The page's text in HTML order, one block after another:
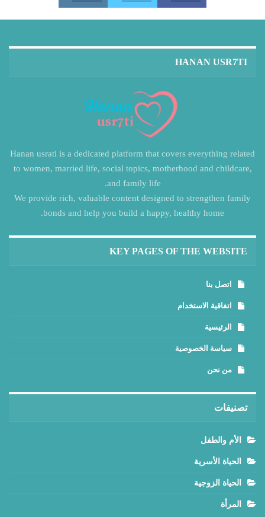
HANAN USR7TI
Hanan usrati is a dedicated platform that covers everything related
to women, married life, social topics, motherhood and childcare,
and family life.
We provide rich, valuable content designed to strengthen family
bonds and help you build a happy, healthy home.
KEY PAGES OF THE WEBSITE
اتصل بنا
اتفاقية الاستخدام
الرئيسية
سياسة الخصوصية
من نحن
تصنيفات
الأم والطفل
الحياة الأسرية
الحياة الزوجية
المرأة